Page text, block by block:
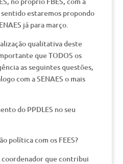
sentido estaremos propondo
já para março.
qualitativa deste
que TODOS os
as seguintes questões,
com a SENAES o mais
do PPDLES no seu
política com os FEES?
que contribui